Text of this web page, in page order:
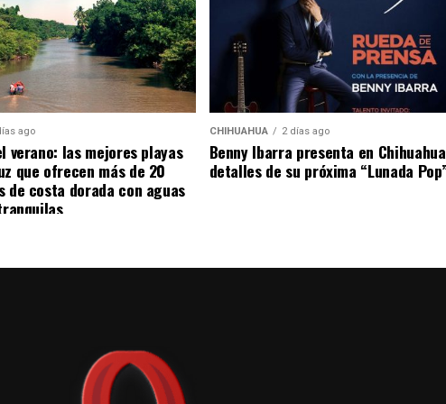
la gobernadora Maru Campos, la
con rectores, directores, docentes, el
políticas educativas de largo plazo que
fortalecimiento de laboratorios, aulas de
de ampliar el acceso de las y los alumnos a
ago
verano: las mejores playas
que ofrecen más de 20
de costa dorada con aguas
CHIHUAHUA 2 días ago
Benny Ibarra presenta en
detalles de su próxima “Lunada